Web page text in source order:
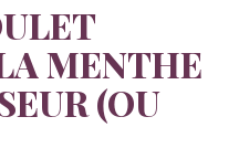
MENTHE
(OU